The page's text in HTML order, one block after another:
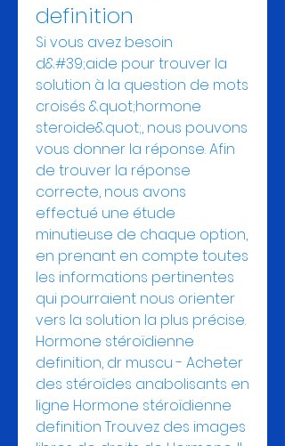
definition
Si vous avez besoin
d&#39;aide pour trouver la
solution à la question de mots
croisés &quot;hormone
steroide&quot;, nous pouvons
vous donner la réponse. Afin
de trouver la réponse
correcte, nous avons
effectué une étude
minutieuse de chaque option,
en prenant en compte toutes
les informations pertinentes
qui pourraient nous orienter
vers la solution la plus précise.
Hormone stéroïdienne
definition, dr muscu - Acheter
des stéroïdes anabolisants en
ligne Hormone stéroïdienne
definition Trouvez des images